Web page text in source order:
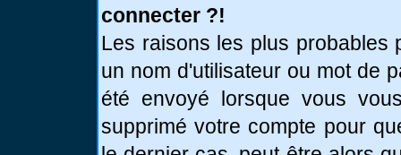
connecter ?!
Les raisons les plus probables
un nom d'utilisateur ou mot de
été envoyé lorsque vous
supprimé votre compte pour